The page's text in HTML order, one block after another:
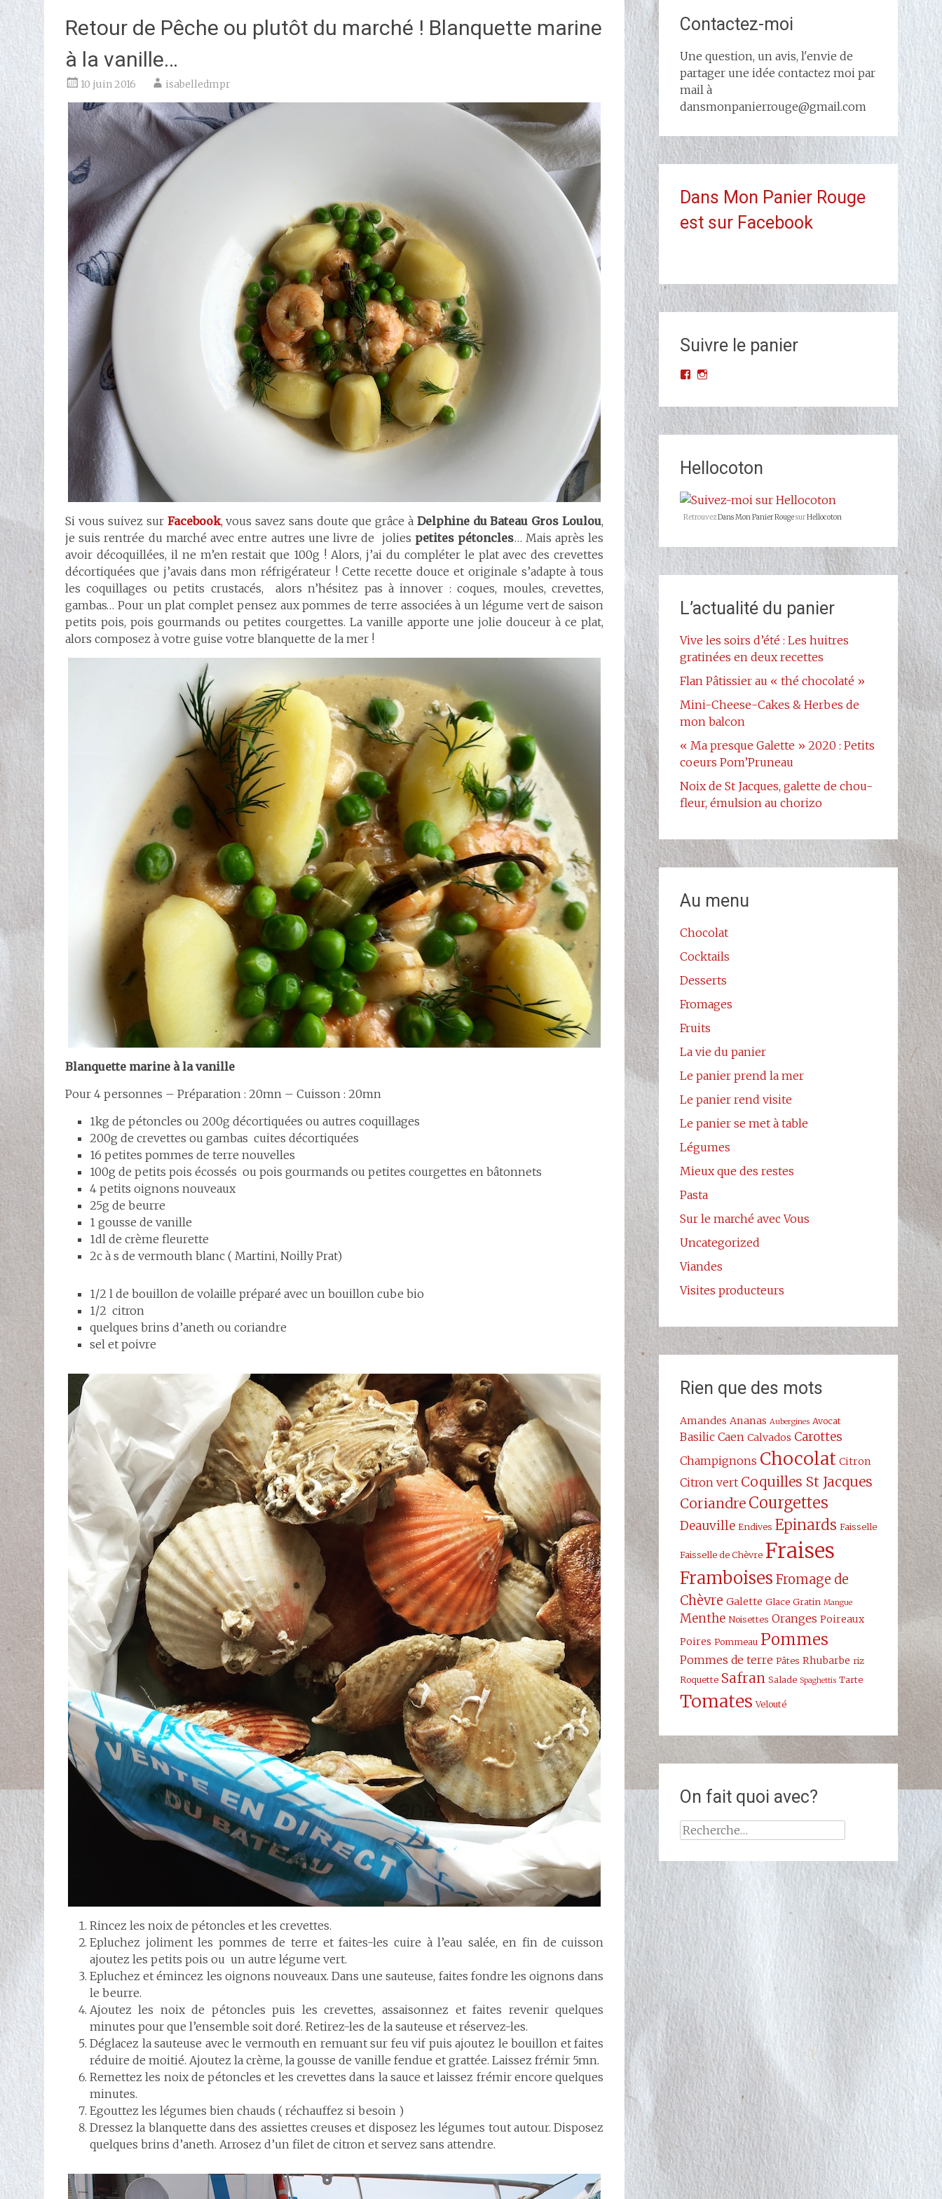
Retour de Pêche ou plutôt du marché ! Blanquette marine
à la vanille…
10 juin 2016 isabelledmpr
Si vous suivez sur Facebook, vous savez sans doute que grâce à Delphine du Bateau Gros Loulou,
je suis rentrée du marché avec entre autres une livre de jolies petites pétoncles… Mais après les
avoir décoquillées, il ne m’en restait que 100g ! Alors, j’ai du compléter le plat avec des crevettes
décortiquées que j’avais dans mon réfrigérateur ! Cette recette douce et originale s’adapte à tous
les coquillages ou petits crustacés, alors n’hésitez pas à innover : coques, moules, crevettes,
gambas… Pour un plat complet pensez aux pommes de terre associées à un légume vert de saison
petits pois, pois gourmands ou petites courgettes. La vanille apporte une jolie douceur à ce plat,
alors composez à votre guise votre blanquette de la mer !
Blanquette marine à la vanille
Pour 4 personnes – Préparation : 20mn – Cuisson : 20mn
1kg de pétoncles ou 200g décortiquées ou autres coquillages
200g de crevettes ou gambas cuites décortiquées
16 petites pommes de terre nouvelles
100g de petits pois écossés ou pois gourmands ou petites courgettes en bâtonnets
4 petits oignons nouveaux
25g de beurre
1 gousse de vanille
1dl de crème fleurette
2c à s de vermouth blanc ( Martini, Noilly Prat)
1/2 l de bouillon de volaille préparé avec un bouillon cube bio
1/2 citron
quelques brins d’aneth ou coriandre
sel et poivre
Rincez les noix de pétoncles et les crevettes.
Epluchez joliment les pommes de terre et faites-les cuire à l’eau salée, en fin de cuisson
ajoutez les petits pois ou un autre légume vert.
Epluchez et émincez les oignons nouveaux. Dans une sauteuse, faites fondre les oignons dans
le beurre.
Ajoutez les noix de pétoncles puis les crevettes, assaisonnez et faites revenir quelques
minutes pour que l’ensemble soit doré. Retirez-les de la sauteuse et réservez-les.
Déglacez la sauteuse avec le vermouth en remuant sur feu vif puis ajoutez le bouillon et faites
réduire de moitié. Ajoutez la crème, la gousse de vanille fendue et grattée. Laissez frémir 5mn.
Remettez les noix de pétoncles et les crevettes dans la sauce et laissez frémir encore quelques
minutes.
Egouttez les légumes bien chauds ( réchauffez si besoin )
Dressez la blanquette dans des assiettes creuses et disposez les légumes tout autour. Disposez
quelques brins d’aneth. Arrosez d’un filet de citron et servez sans attendre.
Contactez-moi
Une question, un avis, l'envie de
partager une idée contactez moi par
mail à
dansmonpanierrouge@gmail.com
Dans Mon Panier Rouge
est sur Facebook
Suivre le panier
Voir
de
Dans-
Mon-
677523068993427/?
ref=br_rs
Facebook
Voir
de
dans_mon_panier_rouge
sur
Hellocoton
RetrouvezDans Mon Panier RougesurHellocoton
L’actualité du panier
Vive les soirs d’été : Les huitres
gratinées en deux recettes
Flan Pâtissier au « thé chocolaté »
Mini-Cheese-Cakes & Herbes de
mon balcon
« Ma presque Galette » 2020 : Petits
coeurs Pom’Pruneau
Noix de St Jacques, galette de chou-
fleur, émulsion au chorizo
Au menu
Chocolat
Cocktails
Desserts
Fromages
Fruits
La vie du panier
Le panier prend la mer
Le panier rend visite
Le panier se met à table
Légumes
Mieux que des restes
Pasta
Sur le marché avec Vous
Uncategorized
Viandes
Visites producteurs
Rien que des mots
Amandes Ananas Aubergines Avocat
Basilic Caen Calvados Carottes
Champignons Chocolat Citron
Citron vert Coquilles St Jacques
Coriandre Courgettes
Deauville Endives Epinards Faisselle
Faisselle de Chèvre Fraises
Framboises Fromage de
Chèvre Galette Glace Gratin Mangue
Menthe Noisettes Oranges Poireaux
Poires Pommeau Pommes
Pommes de terre Pâtes Rhubarbe riz
Roquette Safran Salade Spaghettis Tarte
Tomates Velouté
On fait quoi avec?
Rechercher :